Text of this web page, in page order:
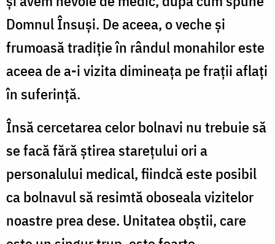
Domnul Însuși. De aceea, o veche și
frumoasă tradiție în rândul monahilor este
aceea de a-i vizita dimineața pe frații aflați
în suferință.
Însă cercetarea celor bolnavi nu trebuie să
se facă fără știrea starețului ori a
personalului medical, fiindcă este posibil
ca bolnavul să resimtă oboseala vizitelor
noastre prea dese. Unitatea obștii, care